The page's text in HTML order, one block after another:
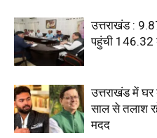
उत्तराखंड :
पहुंची 146.32
उत्तराखंड में
साल से तलाश
मदद